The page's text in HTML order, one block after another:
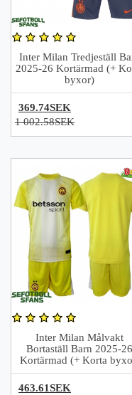
Inter Milan Tredjeställ
2025-26 Kortärmad (+
byxor)
369.74SEK
1 002.58SEK
Inter Milan Målvakt
Bortaställ Barn 2025-26
Kortärmad (+ Korta
463.61SEK